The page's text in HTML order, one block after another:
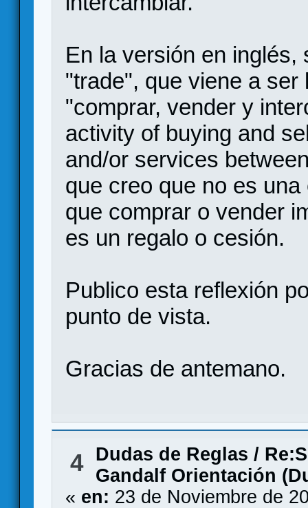
En la versión en
"trade", que viene a ser
"comprar, vender y
activity of buying and
and/or services
que creo que no es
que comprar o vender
es un regalo o cesión.
Publico esta reflexión
punto de vista.
Gracias de antemano.
4 Dudas de Reglas /
Gandalf Orientación
« en: 23 de Noviembre de